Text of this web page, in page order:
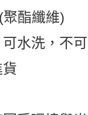
酯纖維)
水洗，不